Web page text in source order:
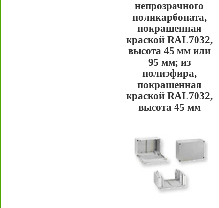
непрозрачного
поликарбоната,
покрашенная
краской RAL7032,
высота 45 мм или
95 мм; из
полиэфира,
покрашенная
краской RAL7032,
высота 45 мм